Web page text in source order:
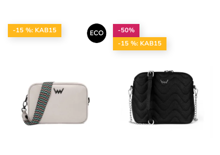
-15 %: KAB15
-50%
-15 %: KAB15